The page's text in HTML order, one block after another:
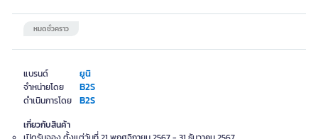
แบรนด์ ยูนิ
จำหน่ายโดย B2S
ดำเนินการโดย B2S
หมดชั่วคราว
เกี่ยวกับสินค้า